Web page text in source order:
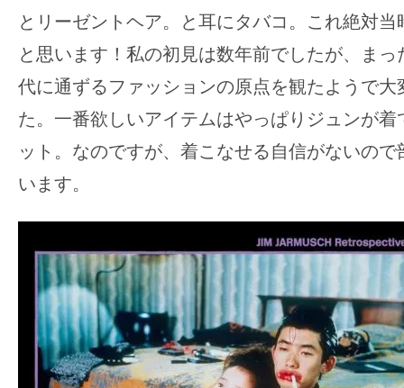
とリーゼントヘア。と耳にタバコ。これ絶対
と思います！私の初見は数年前でしたが、ま
代に通ずるファッションの原点を観たようで大
た。一番欲しいアイテムはやっぱりジュンが
ット。なのですが、着こなせる自信がないの
います。